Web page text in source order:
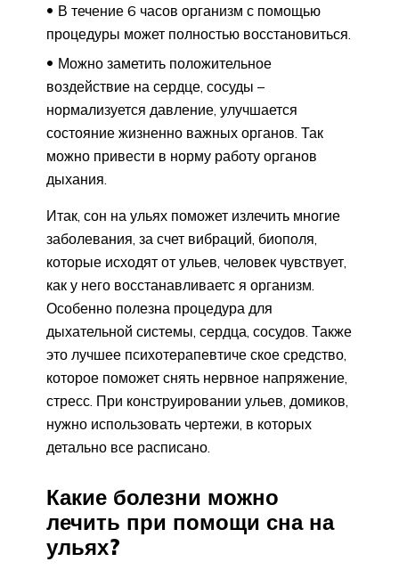
В течение 6 часов организм с помощью
процедуры может полностью восстановиться.
Можно заметить положительное
воздействие на сердце, сосуды –
нормализуется давление, улучшается
состояние жизненно важных органов. Так
можно привести в норму работу органов
дыхания.
Итак, сон на ульях поможет излечить многие
заболевания, за счет вибраций, биополя,
которые исходят от ульев, человек чувствует,
как у него восстанавливаетс я организм.
Особенно полезна процедура для
дыхательной системы, сердца, сосудов. Также
это лучшее психотерапевтиче ское средство,
которое поможет снять нервное напряжение,
стресс. При конструировании ульев, домиков,
нужно использовать чертежи, в которых
детально все расписано.
Какие болезни можно
лечить при помощи сна на
ульях?